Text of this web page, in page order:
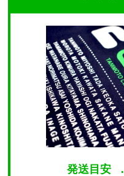
発送目安